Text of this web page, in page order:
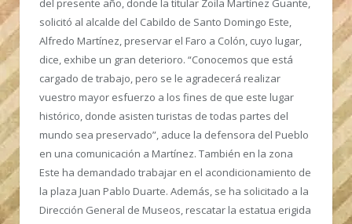
del presente año, donde la titular Zoila Martínez Guante,
solicitó al alcalde del Cabildo de Santo Domingo Este,
Alfredo Martínez, preservar el Faro a Colón, cuyo lugar,
dice, exhibe un gran deterioro. “Conocemos que está
cargado de trabajo, pero se le agradecerá realizar
vuestro mayor esfuerzo a los fines de que este lugar
histórico, donde asisten turistas de todas partes del
mundo sea preservado”, aduce la defensora del Pueblo
en una comunicación a Martínez. También en la zona
Este ha demandado trabajar en el acondicionamiento de
la plaza Juan Pablo Duarte. Además, se ha solicitado a la
Dirección General de Museos, rescatar la estatua erigida